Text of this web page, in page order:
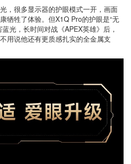
，很多显示器的护眼模式一开，画面
牺牲了体验。但X1Q Pro的护眼是“无
光，长时间对战《APEX英雄》后，
用说他还有更质感扎实的全金属支